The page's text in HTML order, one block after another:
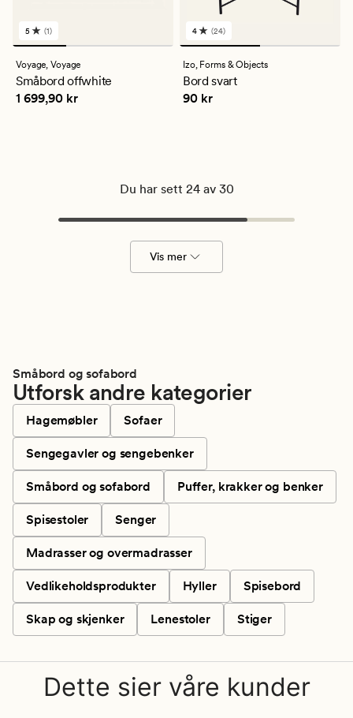
1
anmeldelser
med
en
gjennomsnittlig
vurdering
5 (1)
Voyage,Voyage
Småbord offwhite
Pris 1 699,90 kr
1 699,90 kr
24
anmeldelser
med
en
gjennomsnittlig
vurdering
4 (24)
Izo, Forms & Objects
Bord svart
Pris 90 kr
90 kr
Du har sett 24 av 30
Vis mer
Småbord og sofabord
Utforsk andre kategorier
Hagemøbler Sofaer
Sengegavler og sengebenker
Småbord og sofabord Puffer, krakker og benker
Spisestoler Senger
Madrasser og overmadrasser
Vedlikeholdsprodukter Hyller Spisebord
Skap og skjenker Lenestoler Stiger
Dette sier våre kunder